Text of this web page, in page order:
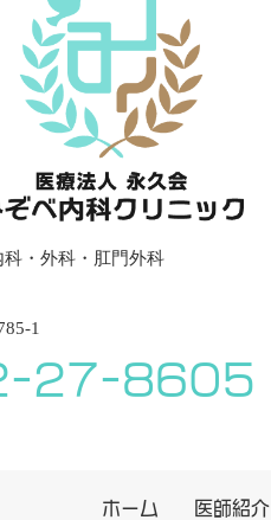
・外科・肛門外科
1
27-8605
ホーム 医師紹介